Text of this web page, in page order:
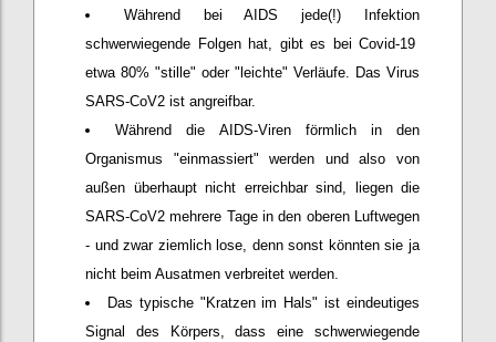
Während bei AIDS jede(!) Infektion
schwerwiegende Folgen hat, gibt es bei Covid-19
etwa 80% "stille" oder "leichte" Verläufe. Das Virus
SARS-CoV2 ist angreifbar.
Während die AIDS-Viren förmlich in den
Organismus "einmassiert" werden und also von
außen überhaupt nicht erreichbar sind, liegen die
SARS-CoV2 mehrere Tage in den oberen Luftwegen
- und zwar ziemlich lose, denn sonst könnten sie ja
nicht beim Ausatmen verbreitet werden.
Das typische "Kratzen im Hals" ist eindeutiges
Signal des Körpers, dass eine schwerwiegende